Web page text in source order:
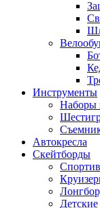
Инструменты
Наборы
Автокресла
Скейтборды
Детские